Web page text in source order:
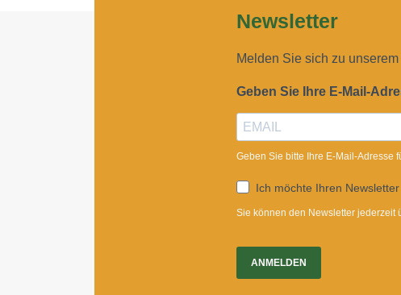
Newsletter
Melden Sie sich zu
Geben Sie Ihre E-Mail-
Geben Sie bitte Ihre E-Mail-Adresse
Ich möchte Ihren
Sie können den Newsletter jederzeit
ANMELDEN